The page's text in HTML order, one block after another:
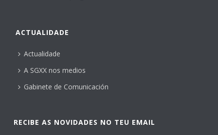
ACTUALIDADE
Actualidade
A SGXX nos medios
Gabinete de Comunicación
RECIBE AS NOVIDADES NO TEU EMAIL